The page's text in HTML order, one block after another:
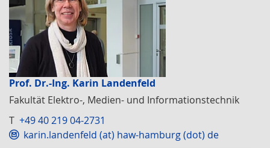
Prof. Dr.-Ing. Karin Landenfeld
Fakultät Elektro-, Medien- und Informationstechnik
T +49 40 219 04-2731
karin.landenfeld (at) haw-hamburg (dot) de